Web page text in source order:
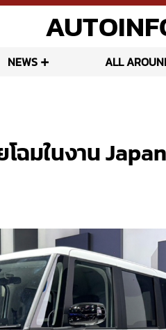
NEWS ALL
ฉมในงาน Japan